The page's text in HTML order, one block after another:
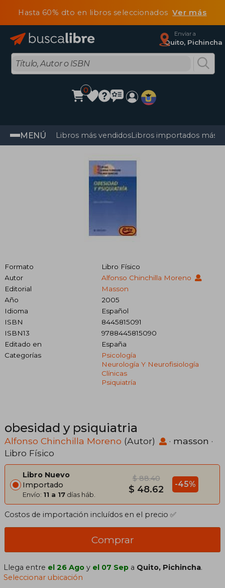
Hasta 60% dto en libros seleccionadosVer más
Enviar a
Quito, Pichincha
0
MENÚ Libros más vendidosLibros importados más
Formato
Libro Físico
Autor
Alfonso Chinchilla Moreno
Editorial
Masson
Año
2005
Idioma
Español
ISBN
8445815091
ISBN13
9788445815090
Editado en
España
Categorías
Psicología
Neurología Y Neurofisiología
Clínicas
Psiquiatría
obesidad y psiquiatria
Alfonso Chinchilla Moreno (Autor) · masson ·
Libro Físico
Libro Nuevo
Importado
Envío: 11 a 17 días háb.
$ 88.40
$ 48.62 -45%
Costos de importación incluídos en el precio ✅
Comprar
Llega entre el 26 Ago y el 07 Sep a Quito, Pichincha.
Seleccionar ubicación